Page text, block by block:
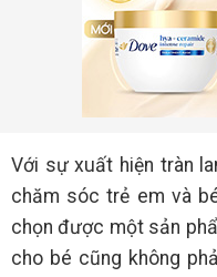
Với sự xuất hiện tràn
chăm sóc trẻ em và
chọn được một sản
cho bé cũng không